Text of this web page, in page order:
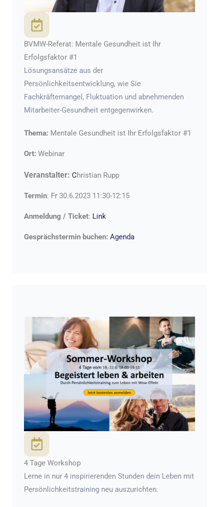
BVMW-Referat: Mentale Gesundheit ist Ihr
Erfolgsfaktor #1
Lösungsansätze aus der
Persönlichkeitsentwicklung, wie Sie
Fachkräftemangel, Fluktuation und abnehmenden
Mitarbeiter-Gesundheit entgegenwirken.
Thema: Mentale Gesundheit ist Ihr Erfolgsfaktor #1
Ort: Webinar
Veranstalter: Christian Rupp
Termin: Fr 30.6.2023 11:30-12:15
Anmeldung / Ticket: Link
Gesprächstermin buchen: Agenda
4 Tage Workshop
Lerne in nur 4 inspirierenden Stunden dein Leben mit
Persönlichkeitstraining neu auszurichten.